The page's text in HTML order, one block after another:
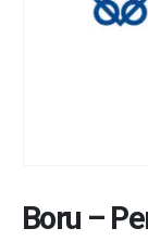
Boru –